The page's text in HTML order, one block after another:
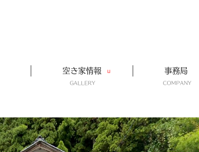
空き家情報 事務局
GALLERY ​COMPANY